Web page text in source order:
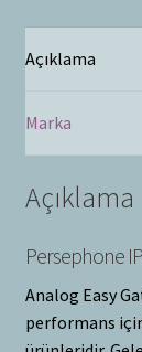
Açıklama
Marka
Açıklama
Persephone
Analog Easy
performans